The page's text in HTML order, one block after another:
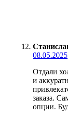
08.05.2025
Отдали
и
заказа.
опции.